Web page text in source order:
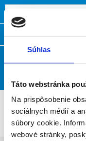
Súhlas
Táto webstránka
Na prispôsobenie
sociálnych médií a
súbory cookie.
webové stránky,